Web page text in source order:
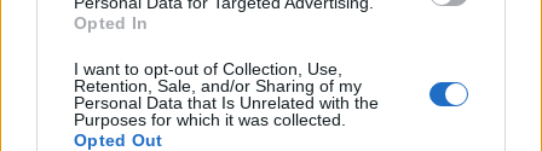
Opted In
I want to opt-out of Collection, Use,
Retention, Sale, and/or Sharing of my
Personal Data that Is Unrelated with the
Purposes for which it was collected.
Opted Out